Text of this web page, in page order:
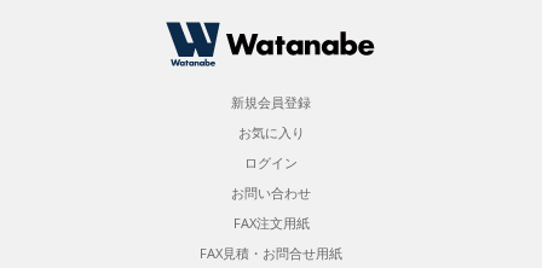
新規会員登録
お気に入り
ログイン
お問い合わせ
FAX注文用紙
FAX見積・お問合せ用紙